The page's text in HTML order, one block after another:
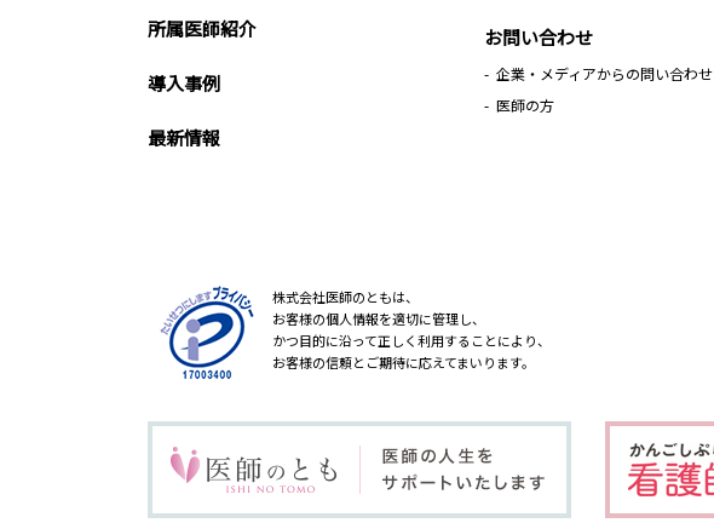
所属医師紹介
導入事例
最新情報
お問い合わせ
企業・メディアからの問い合わせ
医師の方
株式会社医師のともは、
お客様の個人情報を適切に管理し、
かつ目的に沿って正しく利用することにより、
お客様の信頼とご期待に応えてまいります。